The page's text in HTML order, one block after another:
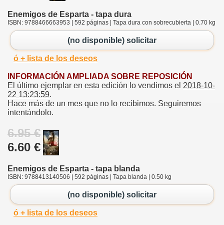
Enemigos de Esparta - tapa dura
ISBN: 9788466663953 | 592 páginas | Tapa dura con sobrecubierta | 0.70 kg
(no disponible) solicitar
ó + lista de los deseos
INFORMACIÓN AMPLIADA SOBRE REPOSICIÓN
El último ejemplar en esta edición lo vendimos el 2018-10-
22 13:23:59.
Hace más de un mes que no lo recibimos. Seguiremos
intentándolo.
6.95 €
6.60 €
Enemigos de Esparta - tapa blanda
ISBN: 9788413140506 | 592 páginas | Tapa blanda | 0.50 kg
(no disponible) solicitar
ó + lista de los deseos